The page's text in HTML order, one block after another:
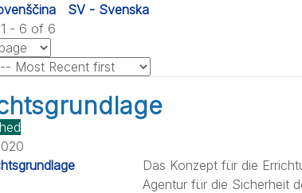
SV - Svenska
1 - 6 of 6
Das Konzept für die
Agentur für die Sicherheit